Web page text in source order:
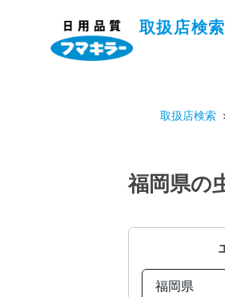
取扱店検
取扱店検索
福岡県の
福岡県